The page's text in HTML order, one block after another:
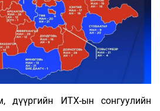
дүүргийн ИТХ-ын сонгуулийн